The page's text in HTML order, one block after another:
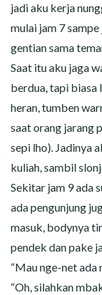
jadi aku kerja
mulai jam 7
gentian sama
Saat itu aku jaga
berdua, tapi biasa
heran, tumben
saat orang jarang
sepi lho). Jadinya
kuliah, sambil
Sekitar jam 9 ada
ada pengunjung
masuk, bodynya
pendek dan pake
“Mau nge-net ada
“Oh, silahkan
CERITA SPERMA
CERITA ANAK TIRI
CERITA HOT MAMA
CERITA TANTE
CERITA ISTRI